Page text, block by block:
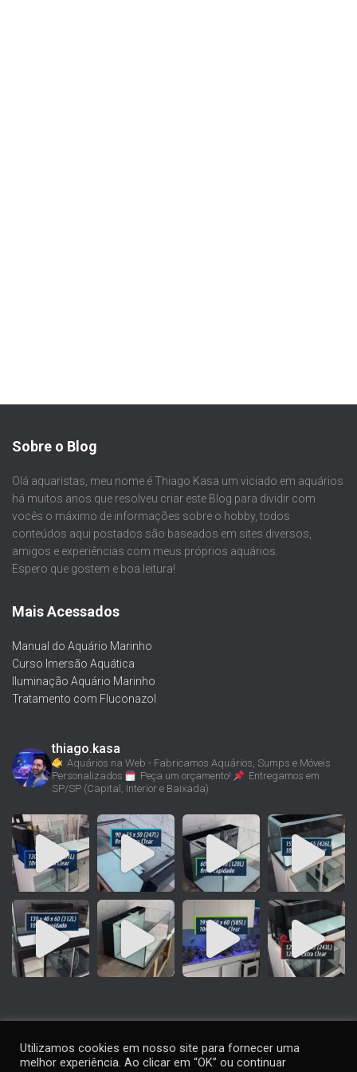
Sobre o Blog
Olá aquaristas, meu nome é Thiago Kasa um viciado em aquários
há muitos anos que resolveu criar este Blog para dividir com
vocês o máximo de informações sobre o hobby, todos
conteúdos aqui postados são baseados em sites diversos,
amigos e experiências com meus próprios aquários.
Espero que gostem e boa leitura!
Mais Acessados
Manual do Aquário Marinho
Curso Imersão Aquática
Iluminação Aquário Marinho
Tratamento com Fluconazol
thiago.kasa
Aquários na Web - Fabricamos Aquários, Sumps e Móveis
Personalizados
Peça um orçamento!
Entregamos em
SP/SP (Capital, Interior e Baixada)
Utilizamos cookies em nosso site para fornecer uma
melhor experiência. Ao clicar em “OK” ou continuar